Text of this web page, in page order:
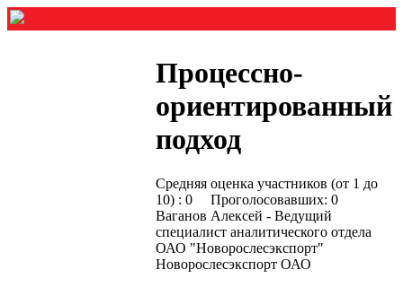
Процессно-
ориентированный
подход
Средняя оценка участников (от 1 до
10) : 0 Проголосовавших: 0
Ваганов Алексей - Ведущий
специалист аналитического отдела
ОАО "Новорослесэкспорт"
Новорослесэкспорт ОАО